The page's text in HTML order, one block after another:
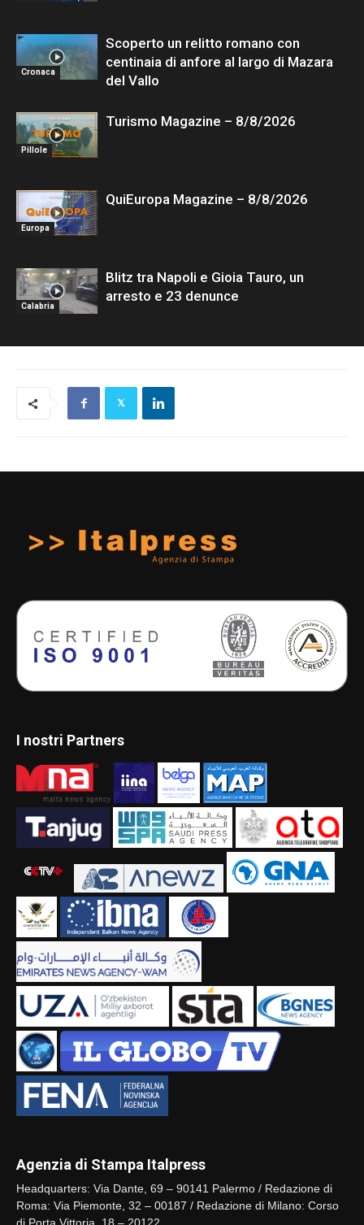
Cronaca
Scoperto un relitto romano con
centinaia di anfore al largo di Mazara
del Vallo
Pillole
Turismo Magazine – 8/8/2026
Europa
QuiEuropa Magazine – 8/8/2026
Calabria
Blitz tra Napoli e Gioia Tauro, un
arresto e 23 denunce
I nostri Partners
Agenzia di Stampa Italpress
Headquarters: Via Dante, 69 – 90141 Palermo / Redazione di
Roma: Via Piemonte, 32 – 00187 / Redazione di Milano: Corso